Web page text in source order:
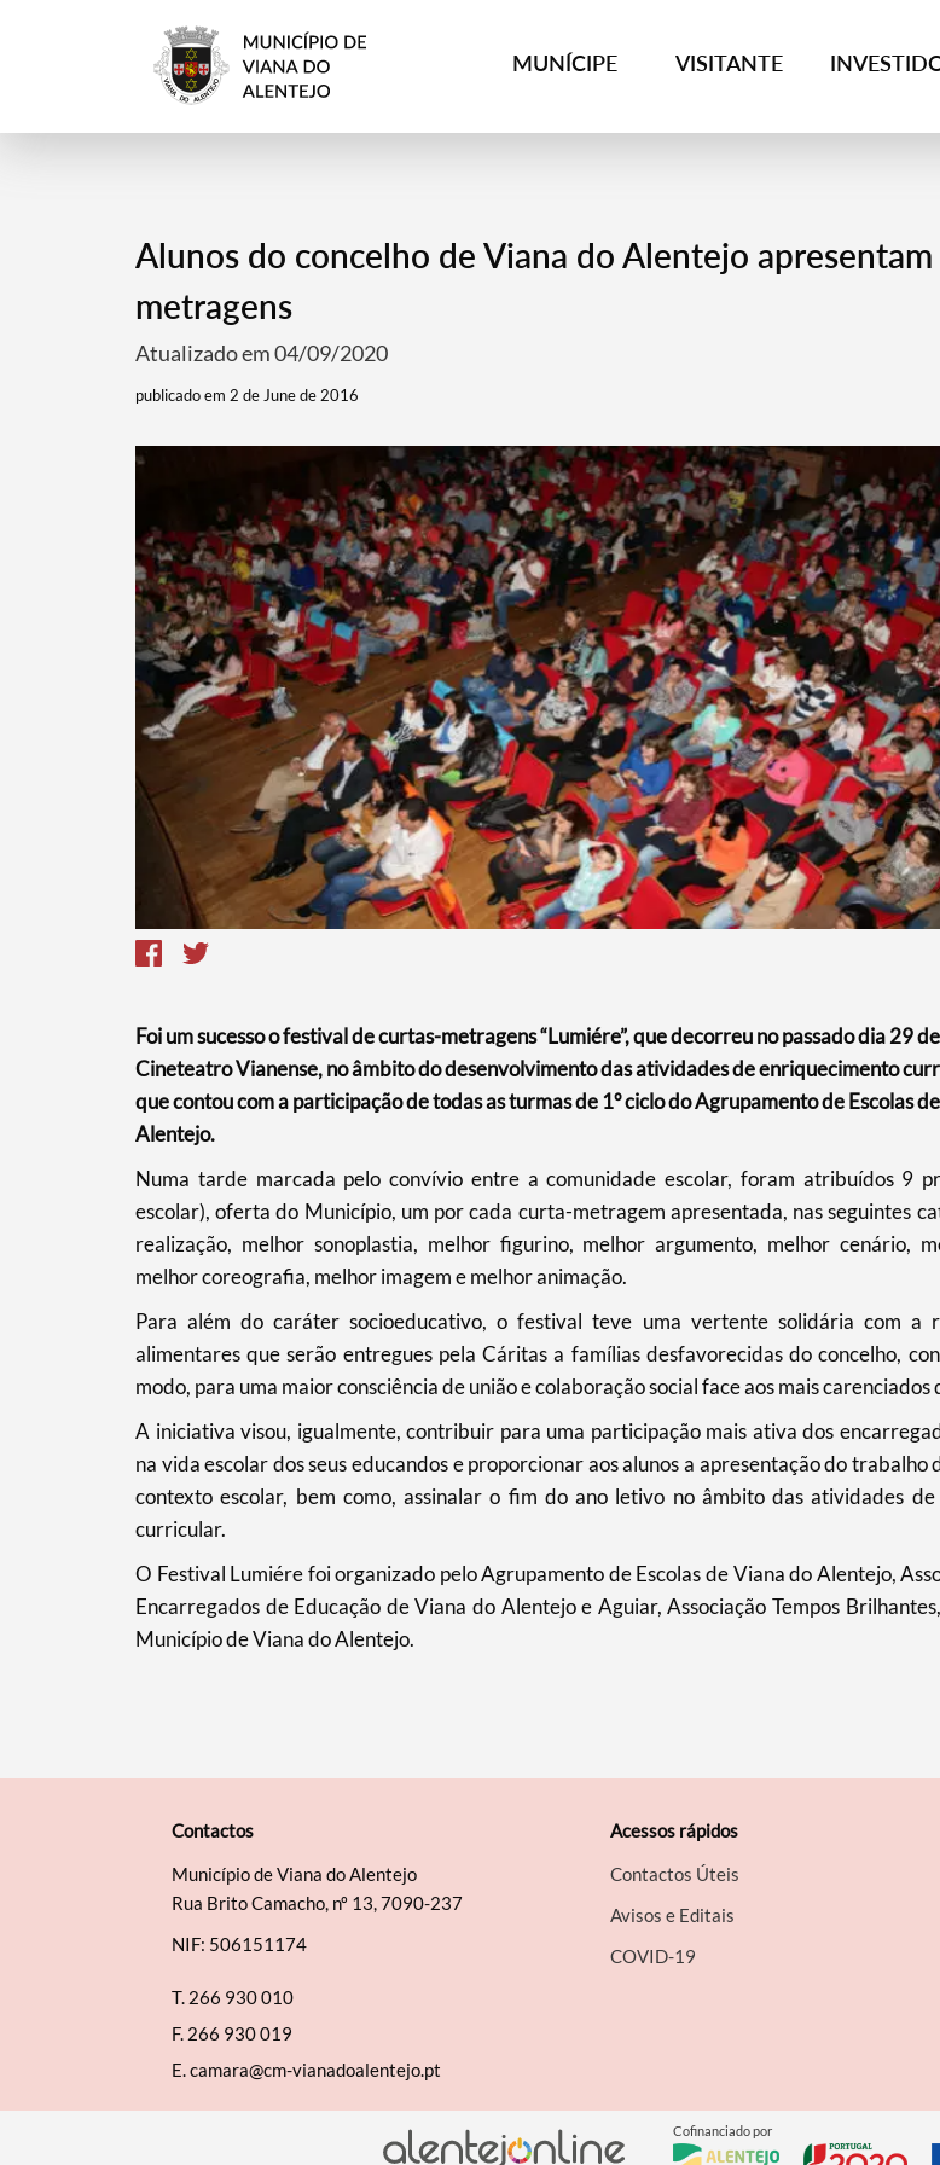
MUNÍCIPE VISITANTE
Termo de Pesquisa
Categorias gerais
Filtros
Alunos do concelho de Viana do Alentejo
metragens
Atualizado em 04/09/2020
publicado em 2 de June de 2016
Foi um sucesso o festival de curtas-metragens “Lumiére”, que decorreu no passado dia 29
Cineteatro Vianense, no âmbito do desenvolvimento das atividades de enriquecimento
que contou com a participação de todas as turmas de 1º ciclo do Agrupamento de Escolas
Alentejo.
Numa tarde marcada pelo convívio entre a comunidade escolar, foram atribuídos 9
escolar), oferta do Município, um por cada curta-metragem apresentada, nas seguintes
realização, melhor sonoplastia, melhor figurino, melhor argumento, melhor cenário,
melhor coreografia, melhor imagem e melhor animação.
Para além do caráter socioeducativo, o festival teve uma vertente solidária com a
alimentares que serão entregues pela Cáritas a famílias desfavorecidas do concelho,
modo, para uma maior consciência de união e colaboração social face aos mais carenciados
A iniciativa visou, igualmente, contribuir para uma participação mais ativa dos
na vida escolar dos seus educandos e proporcionar aos alunos a apresentação do trabalho
contexto escolar, bem como, assinalar o fim do ano letivo no âmbito das atividades
curricular.
O Festival Lumiére foi organizado pelo Agrupamento de Escolas de Viana do Alentejo,
Encarregados de Educação de Viana do Alentejo e Aguiar, Associação Tempos
Município de Viana do Alentejo.
Contactos
Município de Viana do Alentejo
Rua Brito Camacho, nº 13, 7090-237
NIF: 506151174
T. 266 930 010
F. 266 930 019
E.camara@cm-vianadoalentejo.pt
Acessos rápidos
Contactos Úteis
Avisos e Editais
COVID-19
Cofinanciado por